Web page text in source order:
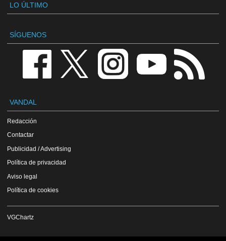
LO ÚLTIMO
SÍGUENOS
VANDAL
Redacción
Contactar
Publicidad / Advertising
Política de privacidad
Aviso legal
Política de cookies
VGChartz